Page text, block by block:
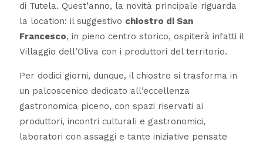
di Tutela. Quest’anno, la novità principale riguarda
la location: il suggestivo chiostro di San
Francesco, in pieno centro storico, ospiterà infatti il
Villaggio dell’Oliva con i produttori del territorio.
Per dodici giorni, dunque, il chiostro si trasforma in
un palcoscenico dedicato all’eccellenza
gastronomica piceno, con spazi riservati ai
produttori, incontri culturali e gastronomici,
laboratori con assaggi e tante iniziative pensate